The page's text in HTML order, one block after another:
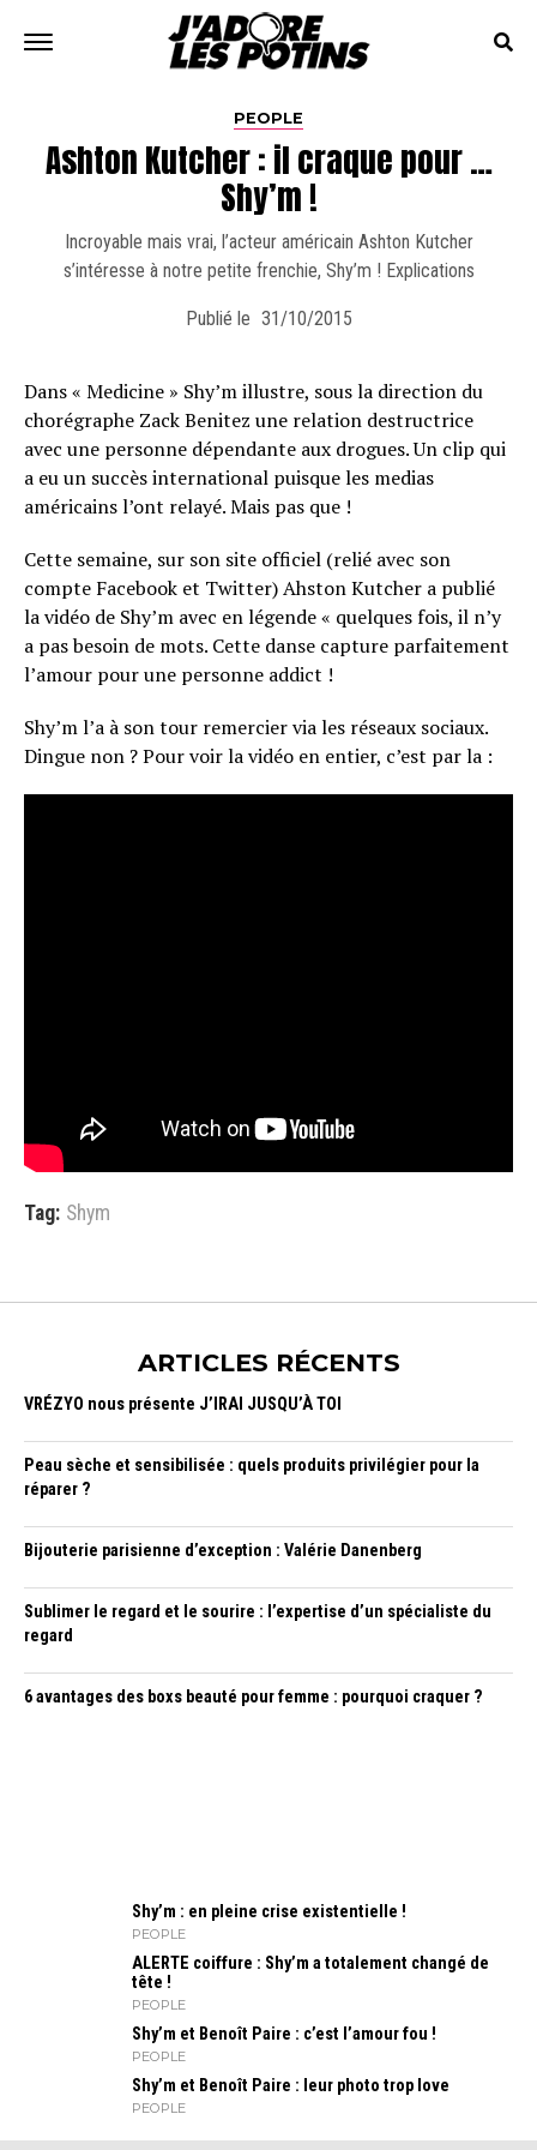
PEOPLE
Ashton Kutcher : il craque pour …
Shy’m !
Incroyable mais vrai, l’acteur américain Ashton Kutcher
s’intéresse à notre petite frenchie, Shy’m ! Explications
Publié le 31/10/2015
Dans « Medicine » Shy’m illustre, sous la direction du
choré­graphe Zack Benitez une relation destructrice
avec une personne dépendante aux drogues. Un clip qui
a eu un succès international puisque les medias
américains l’ont relayé. Mais pas que !
Cette semaine, sur son site officiel (relié avec son
compte Facebook et Twitter) Ahston Kutcher a publié
la vidéo de Shy’m avec en légende « quelques fois, il n’y
a pas besoin de mots. Cette danse capture parfaitement
l’amour pour une personne addict !
Shy’m l’a à son tour remercier via les réseaux sociaux.
Dingue non ? Pour voir la vidéo en entier, c’est par la :
Tag: Shym
ARTICLES RÉCENTS
VRÉZYO nous présente J’IRAI JUSQU’À TOI
Peau sèche et sensibilisée : quels produits privilégier pour la
réparer ?
Bijouterie parisienne d’exception : Valérie Danenberg
Sublimer le regard et le sourire : l’expertise d’un spécialiste du
regard
6 avantages des boxs beauté pour femme : pourquoi craquer ?
Shy’m : en pleine crise existentielle !
PEOPLE
ALERTE coiffure : Shy’m a totalement changé de
tête !
PEOPLE
Shy’m et Benoît Paire : c’est l’amour fou !
PEOPLE
Shy’m et Benoît Paire : leur photo trop love
PEOPLE